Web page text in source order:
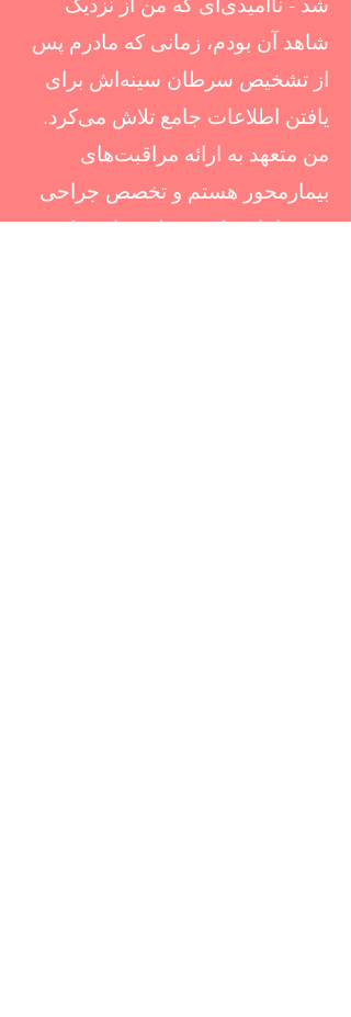
شاهد آن بودم، زمانی که مادرم پس
از تشخیص سرطان سینه‌اش برای
یافتن اطلاعات جامع تلاش می‌کرد.
من متعهد به ارائه مراقبت‌های
بیمارمحور هستم و تخصص جراحی
خود را با رویکردی دلسوزانه ترکیب